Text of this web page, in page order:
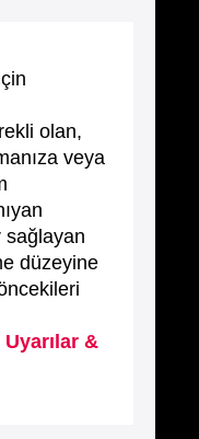
olan,
veya
sağlayan
düzeyine
Uyarılar &